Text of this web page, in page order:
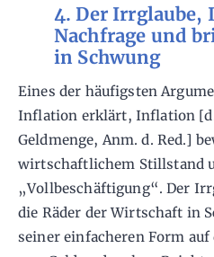
4. Der Irrglaube,
Nachfrage und
in Schwung
Eines der häufigsten
Inflation erklärt, Inflation
Geldmenge, Anm. d. Red.]
wirtschaftlichem Stillstand
„Vollbeschäftigung“. Der
die Räder der Wirtschaft in
seiner einfacheren Form